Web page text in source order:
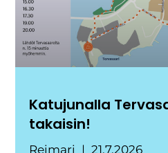
Katujunalla
takaisin!
Reimari 21.7.2026